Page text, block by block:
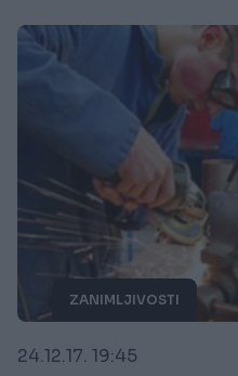
ZANIMLJIVOSTI
24.12.17. 19:45